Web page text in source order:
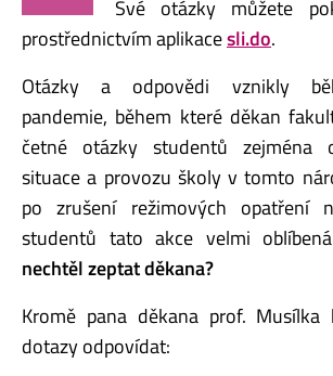
Své otázky můžete
prostřednictvím aplikacesli.do.
Otázky a odpovědi vznikly
pandemie, během které děkan
četné otázky studentů zejména
situace a provozu školy v tomto
po zrušení režimových opatření
studentů tato akce velmi
nechtěl zeptat děkana?
Kromě pana děkana prof.
dotazy odpovídat: